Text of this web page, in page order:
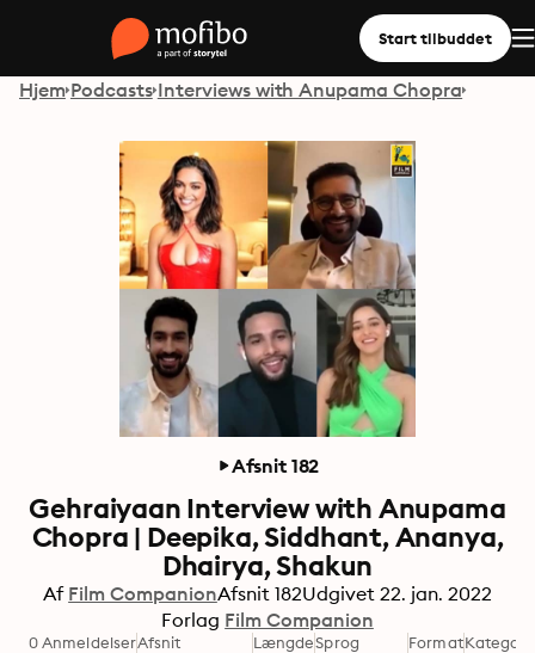
Start tilbuddet
Hjem Podcasts Interviews with Anupama Chopra
Afsnit 182
Gehraiyaan Interview with Anupama
Chopra | Deepika, Siddhant, Ananya,
Dhairya, Shakun
Af Film CompanionAfsnit 182Udgivet 22. jan. 2022
Forlag Film Companion
0 AnmeldelserAfsnit LængdeSprog FormatKategori